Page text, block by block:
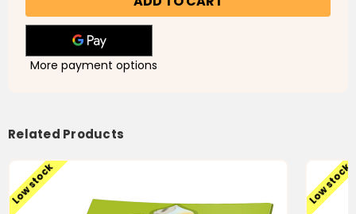
the
Cave
the
Cave
اصحاب
الكهف
More payment options
Related Products
Low stock Low stock